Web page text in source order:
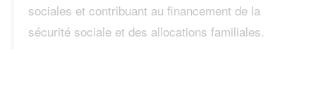
sociales et contribuant au financement de la
sécurité sociale et des allocations familiales.